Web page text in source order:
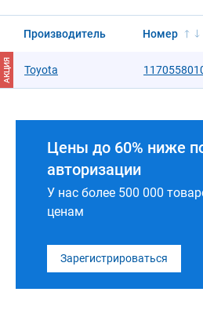
Производитель Номер
АКЦИЯ Toyota
Цены до 60% ниже
авторизации
У нас более 500 000
ценам
Зарегистрироваться